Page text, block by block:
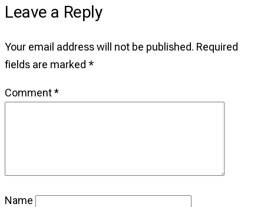
Leave a Reply
Your email address will not be published. Required
fields are marked *
Comment*
Name